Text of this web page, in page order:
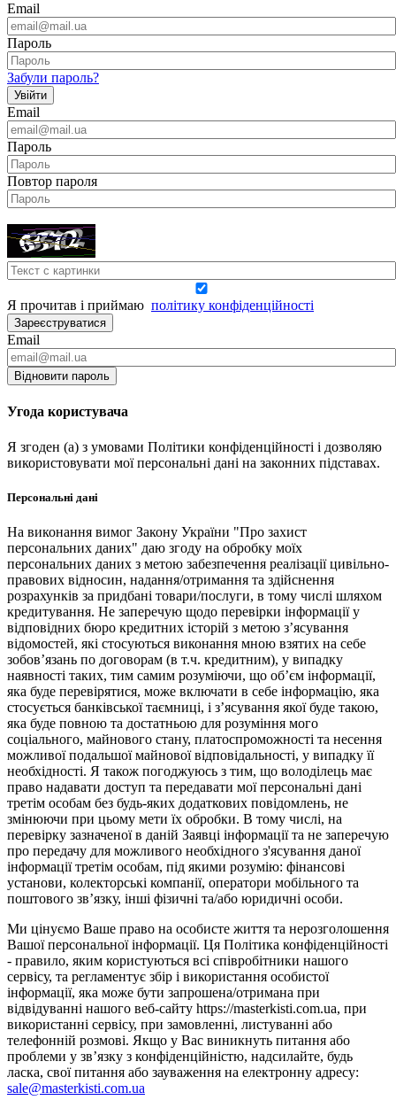
Email
Пароль
Забули пароль?
Увійти
Email
Пароль
Повтор пароля
Я прочитав і приймаю політику конфіденційності
Зареєструватися
Email
Відновити пароль
Угода користувача
Я згоден (а) з умовами Політики конфіденційності і дозволяю
використовувати мої персональні дані на законних підставах.
Персональні дані
На виконання вимог Закону України "Про захист
персональних даних" даю згоду на обробку моїх
персональних даних з метою забезпечення реалізації цивільно-
правових відносин, надання/отримання та здійснення
розрахунків за придбані товари/послуги, в тому числі шляхом
кредитування. Не заперечую щодо перевірки інформації у
відповідних бюро кредитних історій з метою з’ясування
відомостей, які стосуються виконання мною взятих на себе
зобов’язань по договорам (в т.ч. кредитним), у випадку
наявності таких, тим самим розуміючи, що об’єм інформації,
яка буде перевірятися, може включати в себе інформацію, яка
стосується банківської таємниці, і з’ясування якої буде такою,
яка буде повною та достатньою для розуміння мого
соціального, майнового стану, платоспроможності та несення
можливої подальшої майнової відповідальності, у випадку її
необхідності. Я також погоджуюсь з тим, що володілець має
право надавати доступ та передавати мої персональні дані
третім особам без будь-яких додаткових повідомлень, не
змінюючи при цьому мети їх обробки. В тому числі, на
перевірку зазначеної в даній Заявці інформації та не заперечую
про передачу для можливого необхідного з'ясування даної
інформації третім особам, під якими розумію: фінансові
установи, колекторські компанії, оператори мобільного та
поштового зв’язку, інші фізичні та/або юридичні особи.
Ми цінуємо Ваше право на особисте життя та нерозголошення
Вашої персональної інформації. Ця Політика конфіденційності
- правило, яким користуються всі співробітники нашого
сервісу, та регламентує збір і використання особистої
інформації, яка може бути запрошена/отримана при
відвідуванні нашого веб-сайту https://masterkisti.com.ua, при
використанні сервісу, при замовленні, листуванні або
телефонній розмові. Якщо у Вас виникнуть питання або
проблеми у зв’язку з конфіденційністю, надсилайте, будь
ласка, свої питання або зауваження на електронну адресу:
sale@masterkisti.com.ua